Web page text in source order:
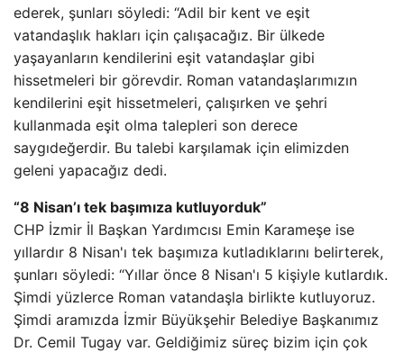
ederek, şunları söyledi: “Adil bir kent ve eşit
vatandaşlık hakları için çalışacağız. Bir ülkede
yaşayanların kendilerini eşit vatandaşlar gibi
hissetmeleri bir görevdir. Roman vatandaşlarımızın
kendilerini eşit hissetmeleri, çalışırken ve şehri
kullanmada eşit olma talepleri son derece
saygıdeğerdir. Bu talebi karşılamak için elimizden
geleni yapacağız dedi.
“8 Nisan’ı tek başımıza kutluyorduk”
CHP İzmir İl Başkan Yardımcısı Emin Karameşe ise
yıllardır 8 Nisan'ı tek başımıza kutladıklarını belirterek,
şunları söyledi: “Yıllar önce 8 Nisan'ı 5 kişiyle kutlardık.
Şimdi yüzlerce Roman vatandaşla birlikte kutluyoruz.
Şimdi aramızda İzmir Büyükşehir Belediye Başkanımız
Dr. Cemil Tugay var. Geldiğimiz süreç bizim için çok